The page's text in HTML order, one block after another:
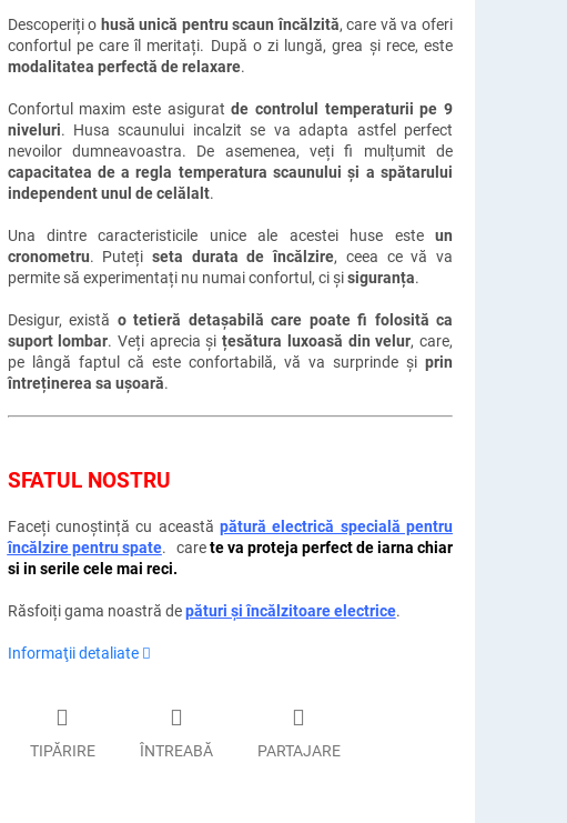
Descoperiți o husă unică pentru scaun încălzită, care vă va oferi
confortul pe care îl meritați. După o zi lungă, grea și rece, este
modalitatea perfectă de relaxare.
Confortul maxim este asiguratde controlul temperaturii pe 9
niveluri. Husa scaunului incalzit se va adapta astfel perfect
nevoilor dumneavoastra. De asemenea, veți fi mulțumit de
capacitatea de a regla temperatura scaunului și a spătarului
independent unul de celălalt.
Una dintre caracteristicile unice ale acestei huse este un
cronometru. Puteți seta durata de încălzire, ceea ce vă va
permite să experimentați nu numai confortul, ci șisiguranța.
Desigur, există o tetieră detașabilă care poate fi folosită ca
suport lombar. Veți aprecia șițesătura luxoasă din velur, care,
pe lângă faptul că este confortabilă, vă va surprinde și prin
întreținerea sa ușoară.
SFATUL NOSTRU
Faceți cunoștință cu această pătură electrică specială pentru
încălzire pentru spate. carete va proteja perfect de iarna chiar
si in serile cele mai reci.
Răsfoiți gama noastră depături și încălzitoare electrice.
Informaţii detaliate
TIPĂRIRE ÎNTREABĂ PARTAJARE